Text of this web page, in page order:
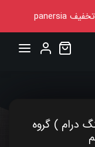
تخفیفpanersia
درام ) گروه